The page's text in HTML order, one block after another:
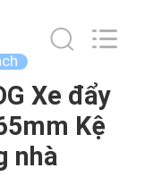
Xe đẩy
Kệ
nhà